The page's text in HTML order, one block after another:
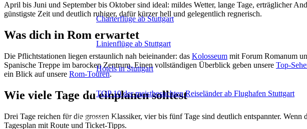
Charterflüge ab Stuttgart
Linienflüge ab Stuttgart
Hotels in Stuttgart
TOP 10 der meistbesuchten Reiseländer ab Flughafen Stuttgart
Reiseservice
April bis Juni und September bis Oktober sind ideal: mildes Wetter, lange Tage, erträglicher
günstigste Zeit und deutlich ruhiger, dafür kürzer hell und gelegentlich regnerisch.
Was dich in Rom erwartet
Die Pflichtstationen liegen erstaunlich nah beieinander: das Kolosseum mit Forum Romanum
Spanische Treppe im barocken Zentrum. Einen vollständigen Überblick geben unsere Top-
ein Blick auf unsere Rom-Touren.
Wie viele Tage du einplanen solltest
Drei Tage reichen für die grossen Klassiker, vier bis fünf Tage sind deutlich entspannter.
Tagesplan mit Route und Ticket-Tipps.